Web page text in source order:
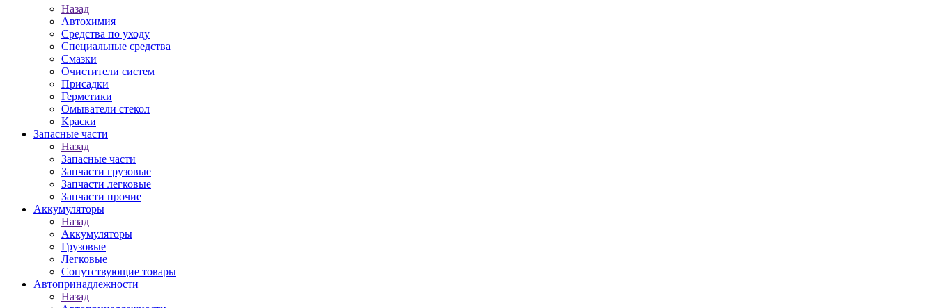
Назад
Автохимия
Средства по уходу
Специальные средства
Смазки
Очистители систем
Присадки
Герметики
Омыватели стекол
Краски
Запасные части
Назад
Запасные части
Запчасти грузовые
Запчасти легковые
Запчасти прочие
Аккумуляторы
Назад
Аккумуляторы
Грузовые
Легковые
Сопутствующие товары
Автопринадлежности
Назад